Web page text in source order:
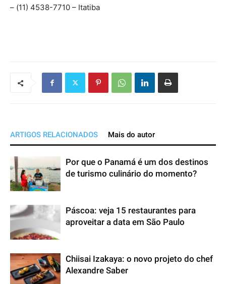
– (11) 4538-7710 – Itatiba
ARTIGOS RELACIONADOS Mais do autor
Por que o Panamá é um dos destinos
de turismo culinário do momento?
Páscoa: veja 15 restaurantes para
aproveitar a data em São Paulo
Chiisai Izakaya: o novo projeto do chef
Alexandre Saber